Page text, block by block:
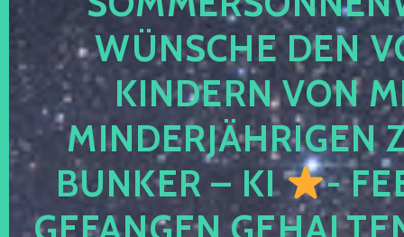
WÜNSCHE DEN
KINDERN VON
MINDERJÄHRIGEN
BUNKER – KI
-